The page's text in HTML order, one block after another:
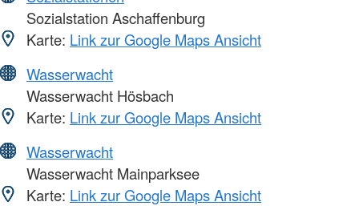
Sozialstation Aschaffenburg
Karte: Link zur Google Maps Ansicht
Wasserwacht
Wasserwacht Hösbach
Karte: Link zur Google Maps Ansicht
Wasserwacht
Wasserwacht Mainparksee
Karte: Link zur Google Maps Ansicht